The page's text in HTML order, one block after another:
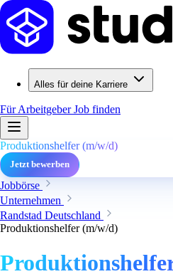
Alles für deine Karriere
Für ArbeitgeberJob finden
Produktionshelfer (m/w/d)
Jetzt bewerben
Jobbörse
Unternehmen
Randstad Deutschland
Produktionshelfer (m/w/d)